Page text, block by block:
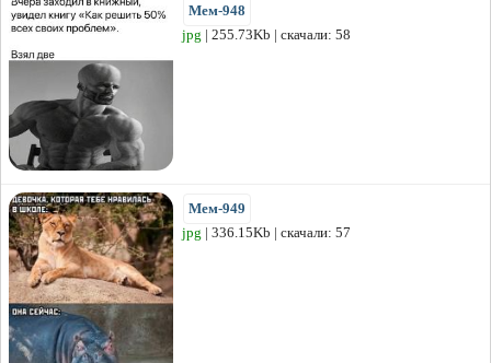
Мем-948
jpg | 255.73Kb | скачали: 58
Мем-949
jpg | 336.15Kb | скачали: 57